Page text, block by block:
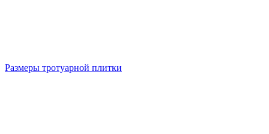
Размеры тротуарной плитки